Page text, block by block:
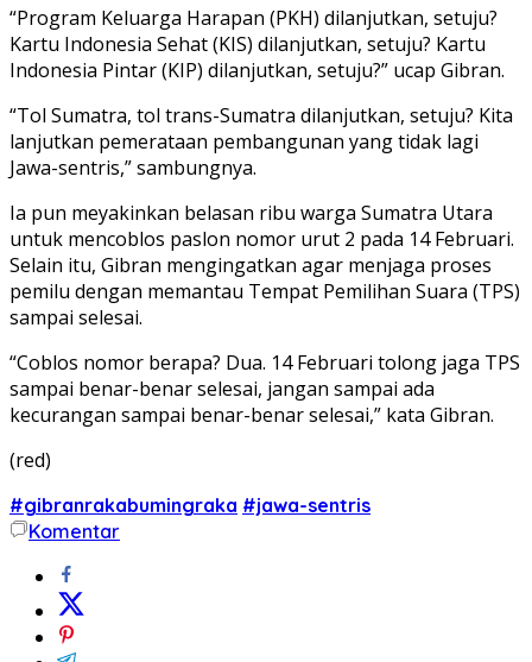
“Program Keluarga Harapan (PKH) dilanjutkan, setuju?
Kartu Indonesia Sehat (KIS) dilanjutkan, setuju? Kartu
Indonesia Pintar (KIP) dilanjutkan, setuju?” ucap Gibran.
“Tol Sumatra, tol trans-Sumatra dilanjutkan, setuju? Kita
lanjutkan pemerataan pembangunan yang tidak lagi
Jawa-sentris,” sambungnya.
Ia pun meyakinkan belasan ribu warga Sumatra Utara
untuk mencoblos paslon nomor urut 2 pada 14 Februari.
Selain itu, Gibran mengingatkan agar menjaga proses
pemilu dengan memantau Tempat Pemilihan Suara (TPS)
sampai selesai.
“Coblos nomor berapa? Dua. 14 Februari tolong jaga TPS
sampai benar-benar selesai, jangan sampai ada
kecurangan sampai benar-benar selesai,” kata Gibran.
(red)
#gibranrakabumingraka #jawa-sentris
Komentar